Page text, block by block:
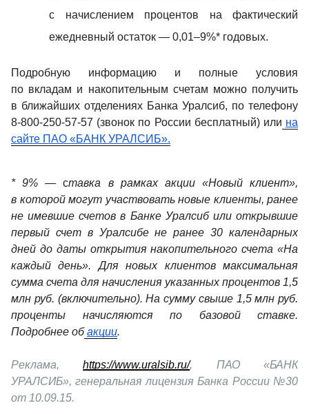
с начислением процентов на фактический
ежедневный остаток — 0,01–9%* годовых.
Подробную информацию и полные условия
по вкладам и накопительным счетам можно получить
в ближайших отделениях Банка Уралсиб, по телефону
8-800-250-57-57 (звонок по России бесплатный) или на
сайте ПАО «БАНК УРАЛСИБ».
* 9% — ставка в рамках акции «Новый клиент»,
в которой могут участвовать новые клиенты, ранее
не имевшие счетов в Банке Уралсиб или открывшие
первый счет в Уралсибе не ранее 30 календарных
дней до даты открытия накопительного счета «На
каждый день». Для новых клиентов максимальная
сумма счета для начисления указанных процентов 1,5
млн руб. (включительно). На сумму свыше 1,5 млн руб.
проценты начисляются по базовой ставке.
Подробнее об акции.
Реклама, https://www.uralsib.ru/, ПАО «БАНК
УРАЛСИБ», генеральная лицензия Банка России №30
от 10.09.15.